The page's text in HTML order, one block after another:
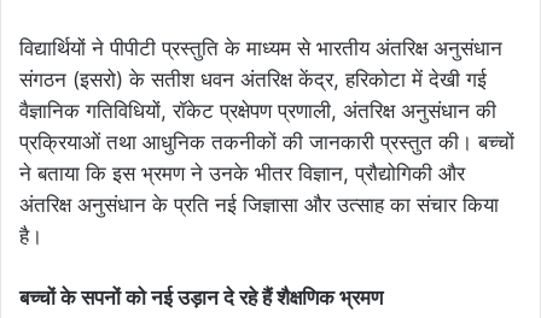
विद्यार्थियों ने पीपीटी प्रस्तुति के माध्यम से भारतीय अंतरिक्ष अनुसंधान
संगठन (इसरो) के सतीश धवन अंतरिक्ष केंद्र, हरिकोटा में देखी गई
वैज्ञानिक गतिविधियों, रॉकेट प्रक्षेपण प्रणाली, अंतरिक्ष अनुसंधान की
प्रक्रियाओं तथा आधुनिक तकनीकों की जानकारी प्रस्तुत की। बच्चों
ने बताया कि इस भ्रमण ने उनके भीतर विज्ञान, प्रौद्योगिकी और
अंतरिक्ष अनुसंधान के प्रति नई जिज्ञासा और उत्साह का संचार किया
है।
बच्चों के सपनों को नई उड़ान दे रहे हैं शैक्षणिक भ्रमण